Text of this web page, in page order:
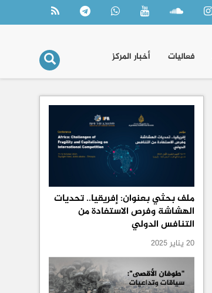
فعاليات أخبار المركز
ملف بحثي بعنوان: إفريقيا.. تحديات
الهشاشة وفرص الاستفادة من
التنافس الدولي
20 يناير 2025